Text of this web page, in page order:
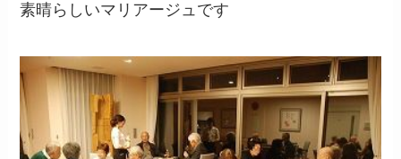
素晴らしいマリアージュです